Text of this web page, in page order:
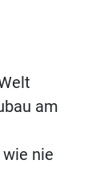
am
nie